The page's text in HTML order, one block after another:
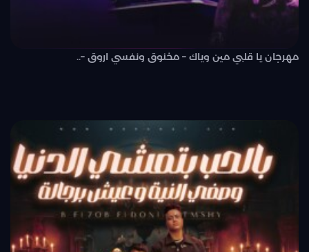
مهرجان يا قلبي مين وياك – مخنوق ونفسي اروق –..